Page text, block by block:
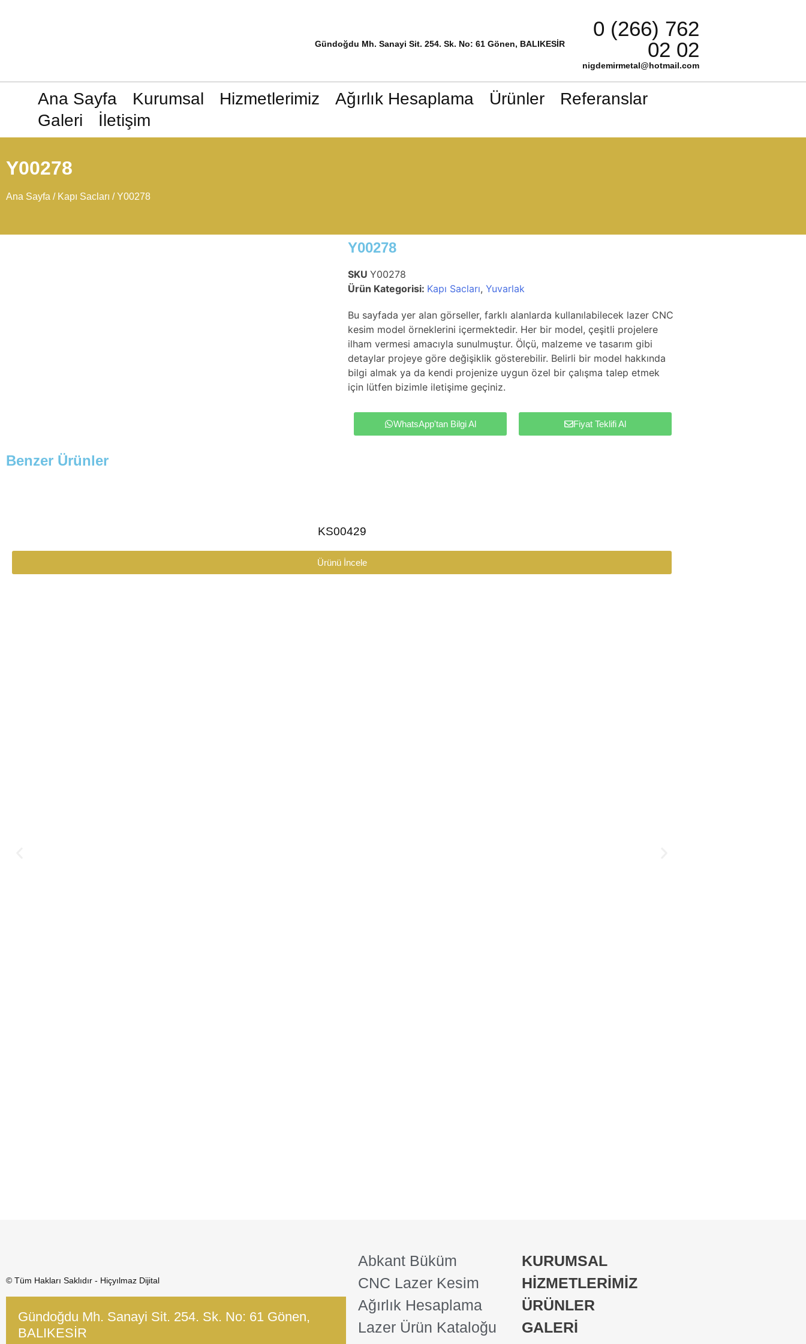
Gündoğdu Mh. Sanayi Sit. 254. Sk. No: 61 Gönen, BALIKESİR
0 (266) 762
02 02
nigdemirmetal@hotmail.com
Ana Sayfa Kurumsal Hizmetlerimiz Ağırlık Hesaplama Ürünler
Referanslar
Galeri
İletişim
Y00278
Ana Sayfa / Kapı Sacları / Y00278
Y00278
SKU Y00278
Ürün Kategorisi: Kapı Sacları, Yuvarlak
Bu sayfada yer alan görseller, farklı alanlarda kullanılabilecek lazer CNC
kesim model örneklerini içermektedir. Her bir model, çeşitli projelere
ilham vermesi amacıyla sunulmuştur. Ölçü, malzeme ve tasarım gibi
detaylar projeye göre değişiklik gösterebilir. Belirli bir model hakkında
bilgi almak ya da kendi projenize uygun özel bir çalışma talep etmek
için lütfen bizimle iletişime geçiniz.
WhatsApp'tan Bilgi Al Fiyat Teklifi Al
Benzer Ürünler
KS00429
Ürünü İncele
© Tüm Hakları Saklıdır - Hiçyılmaz Dijital
Gündoğdu Mh. Sanayi Sit. 254. Sk. No: 61 Gönen,
BALIKESİR
Abkant Büküm
CNC Lazer Kesim
Ağırlık Hesaplama
Lazer Ürün Kataloğu
KURUMSAL
HİZMETLERİMİZ
ÜRÜNLER
GALERİ